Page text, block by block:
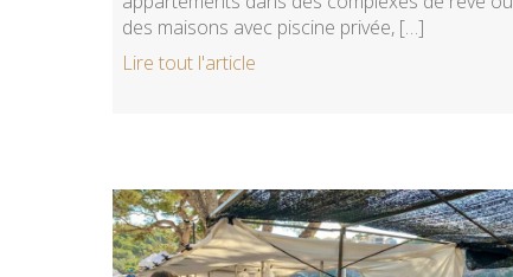
des maisons avec piscine privée, […]
Lire tout l'article